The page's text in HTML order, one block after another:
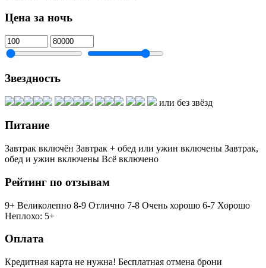
Цена за ночь
Звездность
или без звёзд
Питание
Завтрак включён Завтрак + обед или ужин включены Завтрак,
обед и ужин включены Всё включено
Рейтинг по отзывам
9+ Великолепно 8-9 Отлично 7-8 Очень хорошо 6-7 Хорошо
Неплохо: 5+
Оплата
Кредитная карта не нужна! Бесплатная отмена брони